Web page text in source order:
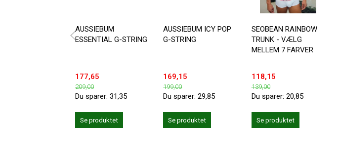
AUSSIEBUM
ESSENTIAL G-STRING
177,65
209,00
Du sparer: 31,35
Se produktet
AUSSIEBUM ICY POP
G-STRING
169,15
199,00
Du sparer:29,85
Se produktet
SEOBEAN RAINBOW
TRUNK - VÆLG
MELLEM 7 FARVER
118,15
139,00
Du sparer: 20,85
Se produktet